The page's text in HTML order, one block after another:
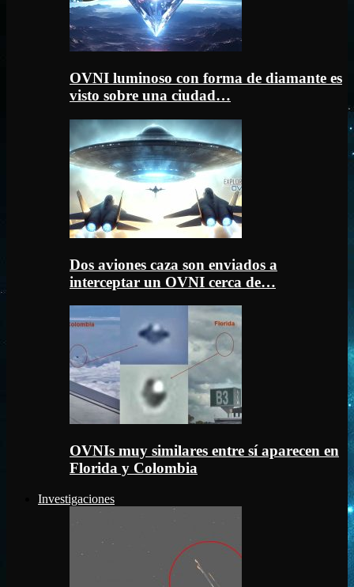
OVNI luminoso con forma de diamante es
visto sobre una ciudad…
Dos aviones caza son enviados a
interceptar un OVNI cerca de…
OVNIs muy similares entre sí aparecen en
Florida y Colombia
Investigaciones